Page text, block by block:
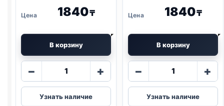
1840₸
В корзину
−
Количество
Me-
O
+
Узнать наличие
1840₸
В корзину
−
Количество
Me-
O
+
Узнать наличие